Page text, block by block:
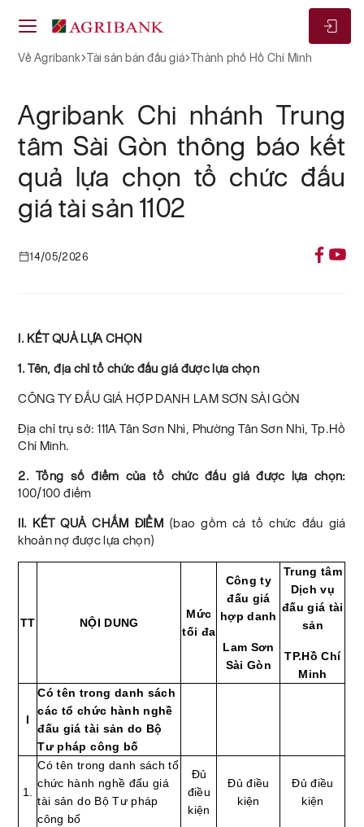
Về Agribank Tài sản bán đấu giá Thành phố Hồ Chí Minh
Agribank Chi nhánh Trung
tâm Sài Gòn thông báo kết
quả lựa chọn tổ chức đấu
giá tài sản 1102
14/05/2026
I. KẾT QUẢ LỰA CHỌN
1. Tên, địa chỉ tổ chức đấu giá được lựa chọn
CÔNG TY ĐẤU GIÁ HỢP DANH LAM SƠN SÀI GÒN
Địa chỉ trụ sở: 111A Tân Sơn Nhì, Phường Tân Sơn Nhì, Tp.Hồ
Chí Minh.
2. Tổng số điểm của tổ chức đấu giá được lựa chọn:
100/100 điểm
II. KẾT QUẢ CHẤM ĐIỂM(bao gồm cả tổ chức đấu giá
khoản nợ được lựa chọn)
TT NỘI DUNG
Mức
tối đa
Công ty
đấu giá
hợp danh
Lam Sơn
Sài Gòn
Trung tâm
Dịch vụ
đấu giá tài
sản
TP.Hồ Chí
Minh
I
Có tên trong danh sách
các tổ chức hành nghề
đấu giá tài sản do Bộ
Tư pháp công bố
1.
Có tên trong danh sách tổ
chức hành nghề đấu giá
tài sản do Bộ Tư pháp
công bố
Đủ
điều
kiện
Đủ điều
kiện
Đủ điều
kiện